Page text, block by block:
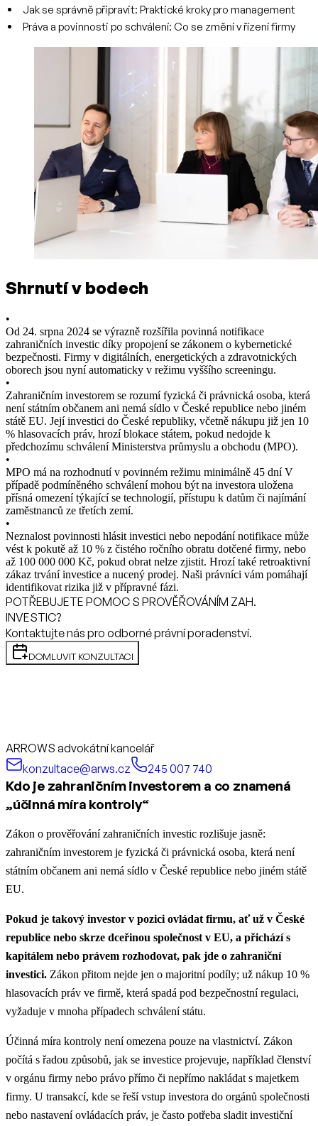
Jak se správně připravit: Praktické kroky pro management
Práva a povinnosti po schválení: Co se změní v řízení firmy
Shrnutí v bodech
•
Od 24. srpna 2024 se výrazně rozšířila povinná notifikace
zahraničních investic díky propojení se zákonem o kybernetické
bezpečnosti. Firmy v digitálních, energetických a zdravotnických
oborech jsou nyní automaticky v režimu vyššího screeningu.
•
Zahraničním investorem se rozumí fyzická či právnická osoba, která
není státním občanem ani nemá sídlo v České republice nebo jiném
státě EU. Její investici do České republiky, včetně nákupu již jen 10
% hlasovacích práv, hrozí blokace státem, pokud nedojde k
předchozímu schválení Ministerstva průmyslu a obchodu (MPO).
•
MPO má na rozhodnutí v povinném režimu minimálně 45 dní V
případě podmíněného schválení mohou být na investora uložena
přísná omezení týkající se technologií, přístupu k datům či najímání
zaměstnanců ze třetích zemí.
•
Neznalost povinnosti hlásit investici nebo nepodání notifikace může
vést k pokutě až 10 % z čistého ročního obratu dotčené firmy, nebo
až 100 000 000 Kč, pokud obrat nelze zjistit. Hrozí také retroaktivní
zákaz trvání investice a nucený prodej. Naši právníci vám pomáhají
identifikovat rizika již v přípravné fázi.
POTŘEBUJETE POMOC S PROVĚŘOVÁNÍM ZAH.
INVESTIC?
Kontaktujte nás pro odborné právní poradenství.
DOMLUVIT KONZULTACI
ARROWS advokátní kancelář
konzultace@arws.cz
245 007 740
Kdo je zahraničním investorem a co znamená
„účinná míra kontroly“
Zákon o prověřování zahraničních investic rozlišuje jasně:
zahraničním investorem je fyzická či právnická osoba, která není
státním občanem ani nemá sídlo v České republice nebo jiném státě
EU.
Pokud je takový investor v pozici ovládat firmu, ať už v České
republice nebo skrze dceřinou společnost v EU, a přichází s
kapitálem nebo právem rozhodovat, pak jde o zahraniční
investici. Zákon přitom nejde jen o majoritní podíly; už nákup 10 %
hlasovacích práv ve firmě, která spadá pod bezpečnostní regulaci,
vyžaduje v mnoha případech schválení státu.
Účinná míra kontroly není omezena pouze na vlastnictví. Zákon
počítá s řadou způsobů, jak se investice projevuje, například členství
v orgánu firmy nebo právo přímo či nepřímo nakládat s majetkem
firmy. U transakcí, kde se řeší vstup investora do orgánů společnosti
nebo nastavení ovládacích práv, je často potřeba sladit investiční